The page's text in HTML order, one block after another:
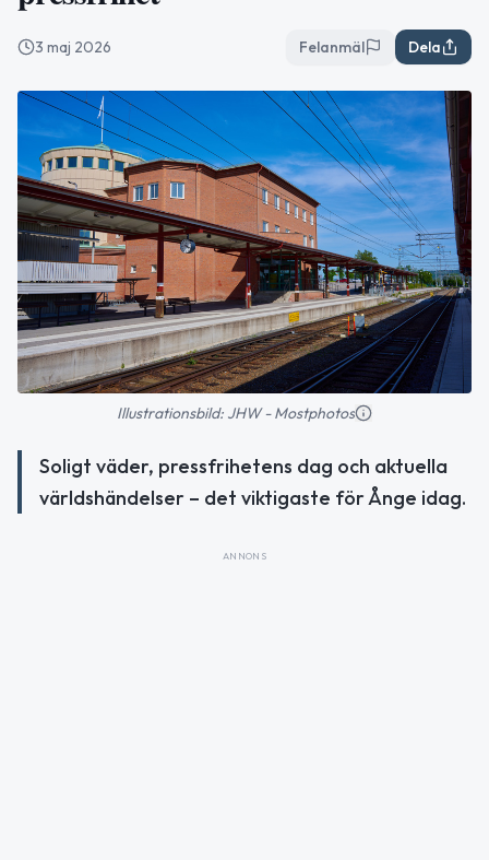
3 maj 2026 Felanmäl Dela
Illustrationsbild: JHW - Mostphotos
Soligt väder, pressfrihetens dag och aktuella
världshändelser – det viktigaste för Ånge idag.
ANNONS